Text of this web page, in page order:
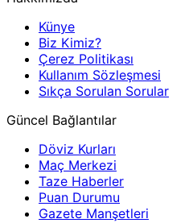
Künye
Biz Kimiz?
Çerez Politikası
Kullanım Sözleşmesi
Sıkça Sorulan Sorular
Güncel Bağlantılar
Döviz Kurları
Maç Merkezi
Taze Haberler
Puan Durumu
Gazete Manşetleri